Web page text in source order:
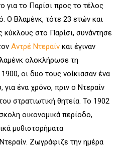
για το Παρίσι προς το τέλος
Ο Βλαμένκ, τότε 23 ετών και
κύκλους στο Παρίσι, συνάντησε
Αντρέ Ντεραίν και έγιναν
ολοκλήρωσε τη
οι δυο τους νοίκιασαν ένα
για ένα χρόνο, πριν ο Ντεραίν
στρατιωτική θητεία. Το 1902
οικονομικά περίοδο,
μυθιστορήματα
Ζωγράφιζε την ημέρα